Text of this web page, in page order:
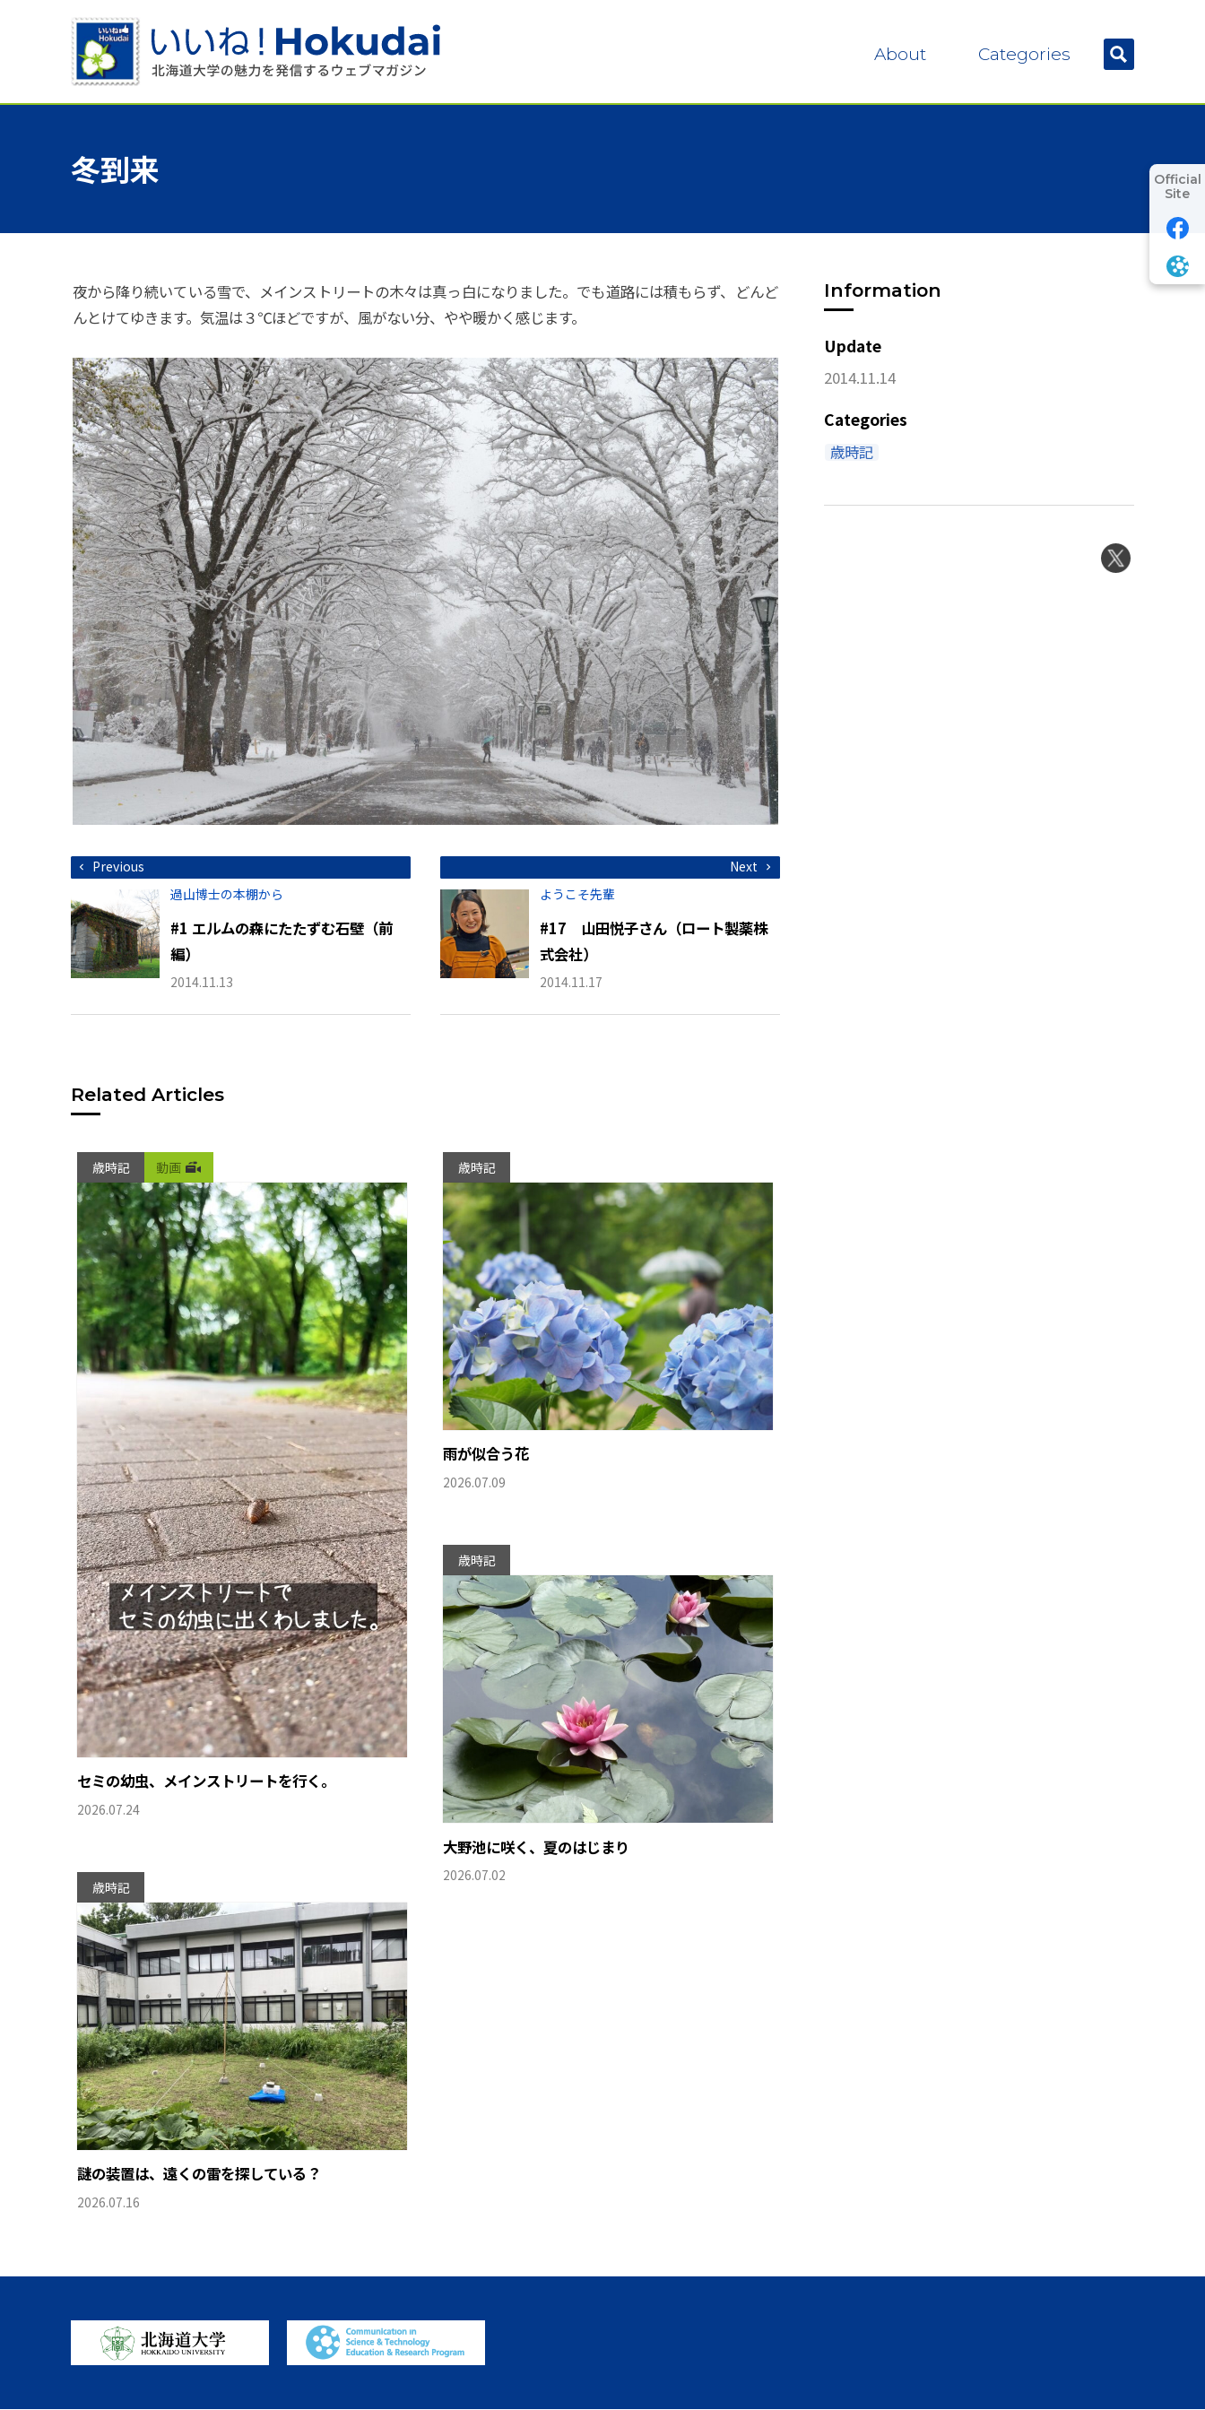
About Categories
冬到来
夜から降り続いている雪で、メインストリートの木々は真っ白になりました。でも道路には積もらず、どんど
んとけてゆきます。気温は３℃ほどですが、風がない分、やや暖かく感じます。
Information
Update
2014.11.14
Categories
歳時記
投
稿
ビ
ゲ
ー
シ
ョ
ン
Previous
過山博士の本棚から
#1 エルムの森にたたずむ石壁（前
編）
2014.11.13
Next
ようこそ先輩
#17 山田悦子さん（ロート製薬株
式会社）
2014.11.17
Related Articles
歳時記 動画
セミの幼虫、メインストリートを行く。
2026.07.24
歳時記
謎の装置は、遠くの雷を探している？
2026.07.16
歳時記
雨が似合う花
2026.07.09
歳時記
大野池に咲く、夏のはじまり
2026.07.02
Official
Site